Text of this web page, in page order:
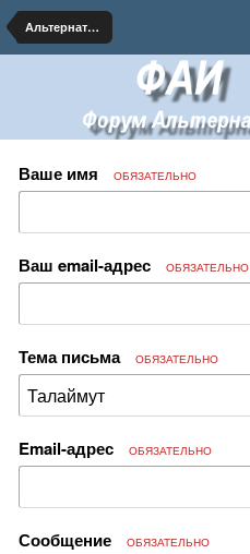
Альтернативная Биология
Ваше имя ОБЯЗАТЕЛЬНО
Ваш email-адрес ОБЯЗАТЕЛЬНО
Тема письма ОБЯЗАТЕЛЬНО
Email-адрес ОБЯЗАТЕЛЬНО
Сообщение ОБЯЗАТЕЛЬНО